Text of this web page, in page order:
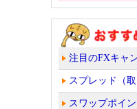
注目のFXキャ
スプレッド（取
スワップポイン